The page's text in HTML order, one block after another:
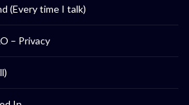
(Every time I talk)
– Privacy